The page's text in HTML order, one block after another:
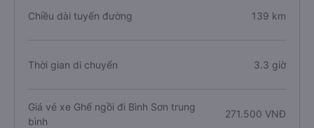
Chiều dài tuyến đường 139 km
Thời gian di chuyển 3.3 giờ
Giá vé xe Ghế ngồi đi Bình Sơn trung
bình
271.500 VNĐ